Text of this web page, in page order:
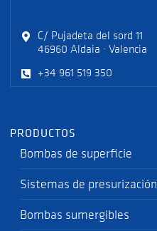
C/ Pujadeta del sord 11
46960 Aldaia · Valencia
+34 961 519 350
PRODUCTOS
Bombas de superficie
Sistemas de presurización
Bombas sumergibles